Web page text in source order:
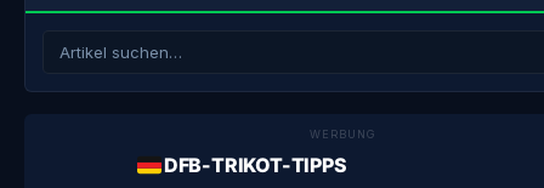
WERBUNG
DFB-TRIKOT-TIPPS